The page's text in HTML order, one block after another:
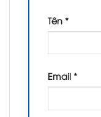
Tên *
Email *